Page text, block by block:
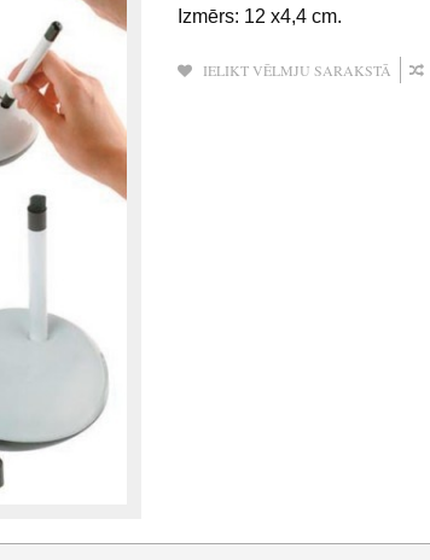
Izmērs: 12 х4,4 сm.
IELIKT VĒLMJU SARAKSTĀ